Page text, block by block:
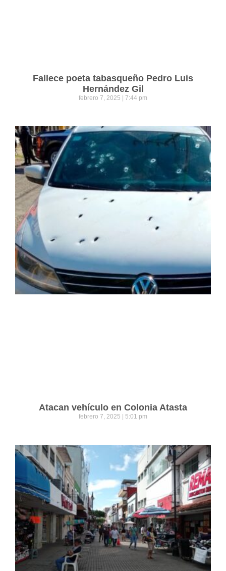
Fallece poeta tabasqueño Pedro Luis
Hernández Gil
febrero 7, 2025 7:44 pm
Atacan vehículo en Colonia Atasta
febrero 7, 2025 5:01 pm